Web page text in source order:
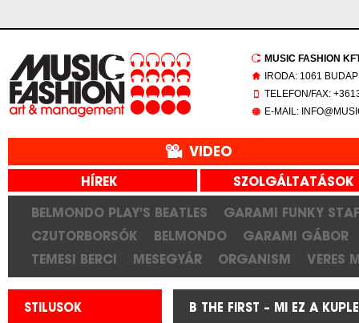
MUSIC FASHION
IRODA: 1061
TELEFON/FAX:
E-MAIL:
VIDEO
HÍREK SZOLGÁLTATÁSOK
BELMONDO PLAY'S BEATLES
GARAMI FUNKY
CZUTORBORSÓK
BELMONDO
GARAMI GÁBOR
TEMESI BERCI
MESEGYÁR ORGANISM VERES
STILUSOK B THE FIRST – MI EZ A